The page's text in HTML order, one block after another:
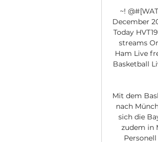
~!
December
Today
streams
Ham Live
Basketball
Mit dem
nach
sich die
zudem in